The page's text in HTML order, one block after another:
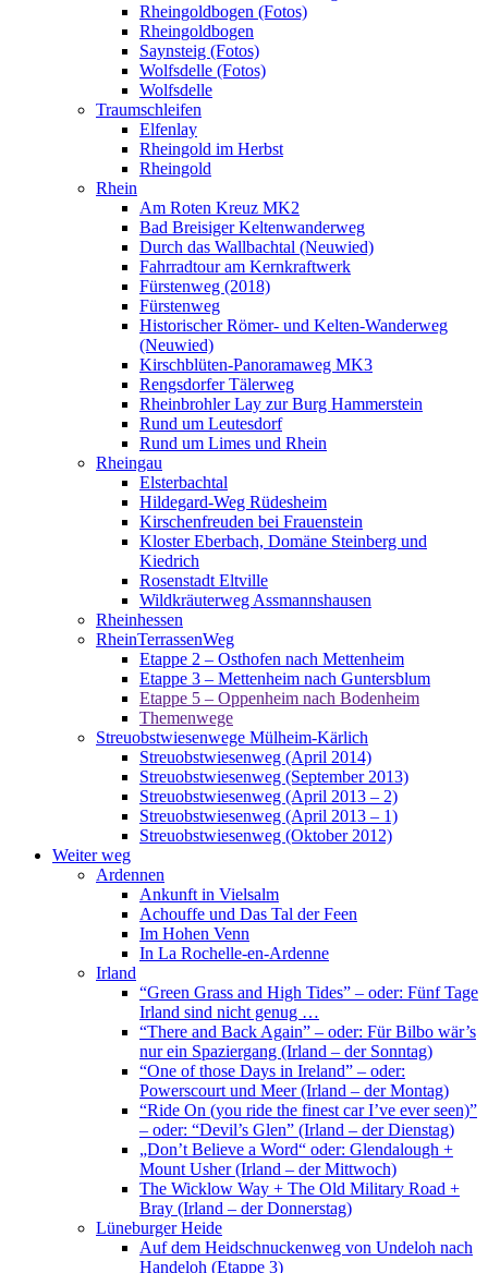
Rheingoldbogen (Fotos)
Rheingoldbogen
Saynsteig (Fotos)
Wolfsdelle (Fotos)
Wolfsdelle
Traumschleifen
Elfenlay
Rheingold im Herbst
Rheingold
Rhein
Am Roten Kreuz MK2
Bad Breisiger Keltenwanderweg
Durch das Wallbachtal (Neuwied)
Fahrradtour am Kernkraftwerk
Fürstenweg (2018)
Fürstenweg
Historischer Römer- und Kelten-Wanderweg
(Neuwied)
Kirschblüten-Panoramaweg MK3
Rengsdorfer Tälerweg
Rheinbrohler Lay zur Burg Hammerstein
Rund um Leutesdorf
Rund um Limes und Rhein
Rheingau
Elsterbachtal
Hildegard-Weg Rüdesheim
Kirschenfreuden bei Frauenstein
Kloster Eberbach, Domäne Steinberg und
Kiedrich
Rosenstadt Eltville
Wildkräuterweg Assmannshausen
Rheinhessen
RheinTerrassenWeg
Etappe 2 – Osthofen nach Mettenheim
Etappe 3 – Mettenheim nach Guntersblum
Etappe 5 – Oppenheim nach Bodenheim
Themenwege
Streuobstwiesenwege Mülheim-Kärlich
Streuobstwiesenweg (April 2014)
Streuobstwiesenweg (September 2013)
Streuobstwiesenweg (April 2013 – 2)
Streuobstwiesenweg (April 2013 – 1)
Streuobstwiesenweg (Oktober 2012)
Weiter weg
Ardennen
Ankunft in Vielsalm
Achouffe und Das Tal der Feen
Im Hohen Venn
In La Rochelle-en-Ardenne
Irland
“Green Grass and High Tides” – oder: Fünf Tage
Irland sind nicht genug …
“There and Back Again” – oder: Für Bilbo wär’s
nur ein Spaziergang (Irland – der Sonntag)
“One of those Days in Ireland” – oder:
Powerscourt und Meer (Irland – der Montag)
“Ride On (you ride the finest car I’ve ever seen)”
– oder: “Devil’s Glen” (Irland – der Dienstag)
„Don’t Believe a Word“ oder: Glendalough +
Mount Usher (Irland – der Mittwoch)
The Wicklow Way + The Old Military Road +
Bray (Irland – der Donnerstag)
Lüneburger Heide
Auf dem Heidschnuckenweg von Undeloh nach
Handeloh (Etappe 3)